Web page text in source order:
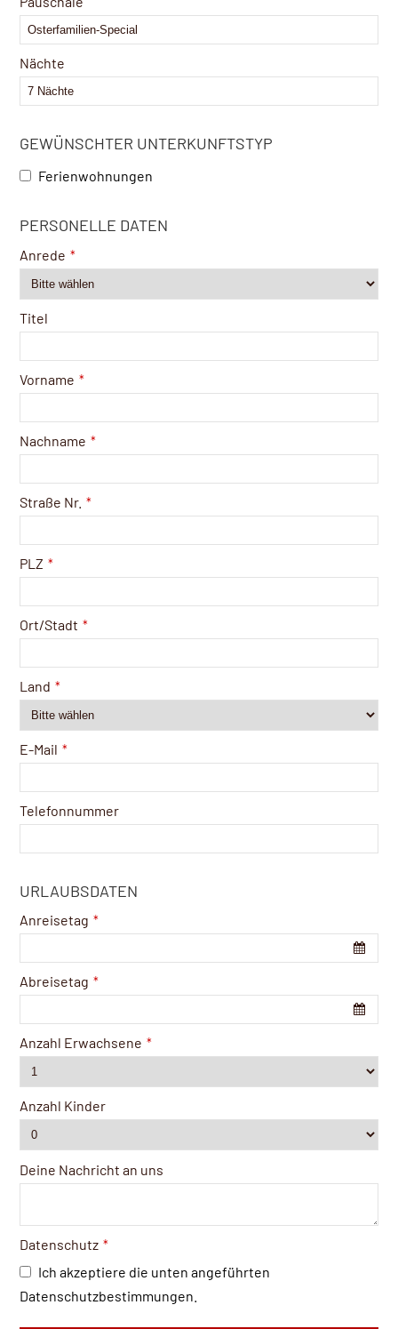
Nächte
GEWÜNSCHTER UNTERKUNFTSTYP
Ferienwohnungen
PERSONELLE DATEN
Anrede *
Titel
Vorname *
Nachname *
Straße Nr. *
PLZ *
Ort/Stadt *
Land *
E-Mail *
Telefonnummer
URLAUBSDATEN
Anreisetag *
Abreisetag *
Anzahl Erwachsene *
Anzahl Kinder
Deine Nachricht an uns
Datenschutz *
Ich akzeptiere die unten angeführten
Datenschutzbestimmungen.
Business